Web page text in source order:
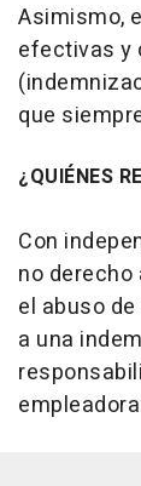
Asimismo,
efectivas y
que
¿QUIÉNES
Con
no
el abuso
a una